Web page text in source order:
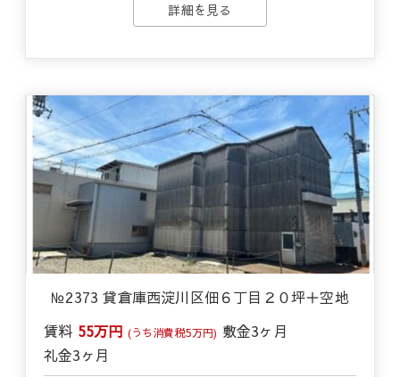
詳細を見る
№2373 貸倉庫西淀川区佃６丁目２０坪＋空地
賃料 55万円 (うち消費税5万円) 敷金3ヶ月
礼金3ヶ月